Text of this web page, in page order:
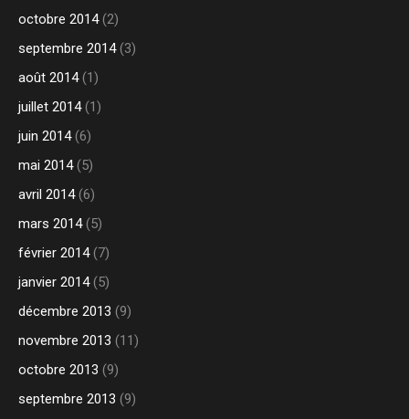
octobre 2014(2)
septembre 2014(3)
août 2014(1)
juillet 2014(1)
juin 2014(6)
mai 2014(5)
avril 2014(6)
mars 2014(5)
février 2014(7)
janvier 2014(5)
décembre 2013 (9)
novembre 2013 (11)
octobre 2013 (9)
septembre 2013 (9)